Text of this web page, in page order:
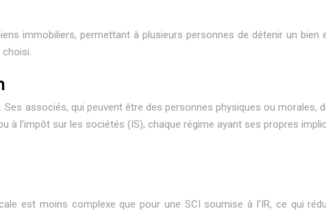
immobiliers, permettant à plusieurs personnes de détenir un
associés, qui peuvent être des personnes physiques ou
à l’impôt sur les sociétés (IS), chaque régime ayant ses propres
est moins complexe que pour une SCI soumise à l’IR, ce qui